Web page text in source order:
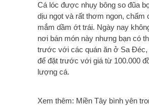
Cá lóc được nhụy bông so đũa
dịu ngọt và rất thơm ngon, chấm
mắm dầm ớt trái. Ngày nay
nơi bán món này nhưng bạn có
trước với các quán ăn ở Sa Đéc,
để đặt trước với giá từ 100.000
lượng cá.
Xem thêm: Miền Tây bình yên